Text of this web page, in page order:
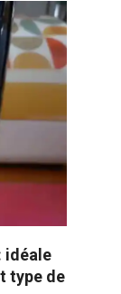
idéale
type de